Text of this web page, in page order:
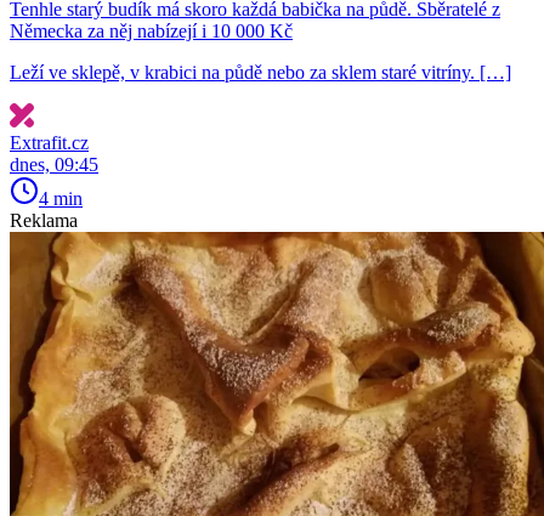
Tenhle starý budík má skoro každá babička na půdě. Sběratelé z
Německa za něj nabízejí i 10 000 Kč
Leží ve sklepě, v krabici na půdě nebo za sklem staré vitríny. […]
Extrafit.cz
dnes, 09:45
4 min
Reklama